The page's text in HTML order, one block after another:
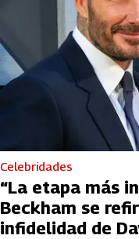
Celebridades
“La etapa más
Beckham se
infidelidad de